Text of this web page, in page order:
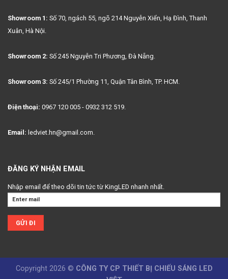
Showroom 1: Số 70, ngách 55, ngõ 214 Nguyễn Xiển, Hạ Đình, Thanh
Xuân, Hà Nội.
Showroom 2: Số 245 Nguyễn Tri Phương, Đà Nẵng.
Showroom 3: Số 245/1 Phường 11, Quận Tân Bình, TP. HCM.
Điện thoại: 0967 120 005 - 0932 312 519.
Email: ledviet.hn@gmail.com.
ĐĂNG KÝ NHẬN EMAIL
Nhập email để theo dõi tin tức từ KingLED nhanh nhất.
Copyright 2026 © CÔNG TY CP THIẾT BỊ CHIẾU SÁNG LED